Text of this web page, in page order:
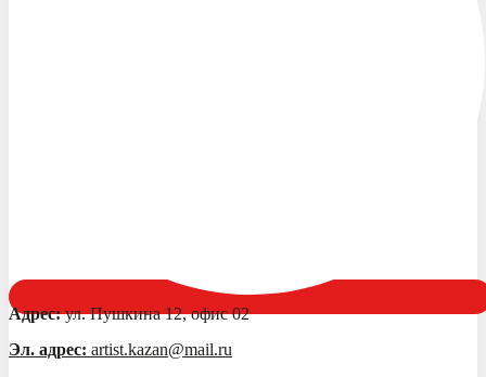
Адрес:ул. Пушкина 12, офис 02
Эл. адрес: artist.kazan@mail.ru